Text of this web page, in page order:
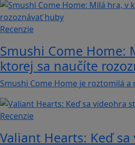
Recenzie
Smushi Come Home:
ktorej sa naučíte
Smushi Come Home je roztomilá a
Recenzie
Valiant Hearts: Keď